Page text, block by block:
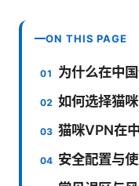
ON THIS PAGE
为什么在中
如何选择猫
猫咪VPN在
安全配置与